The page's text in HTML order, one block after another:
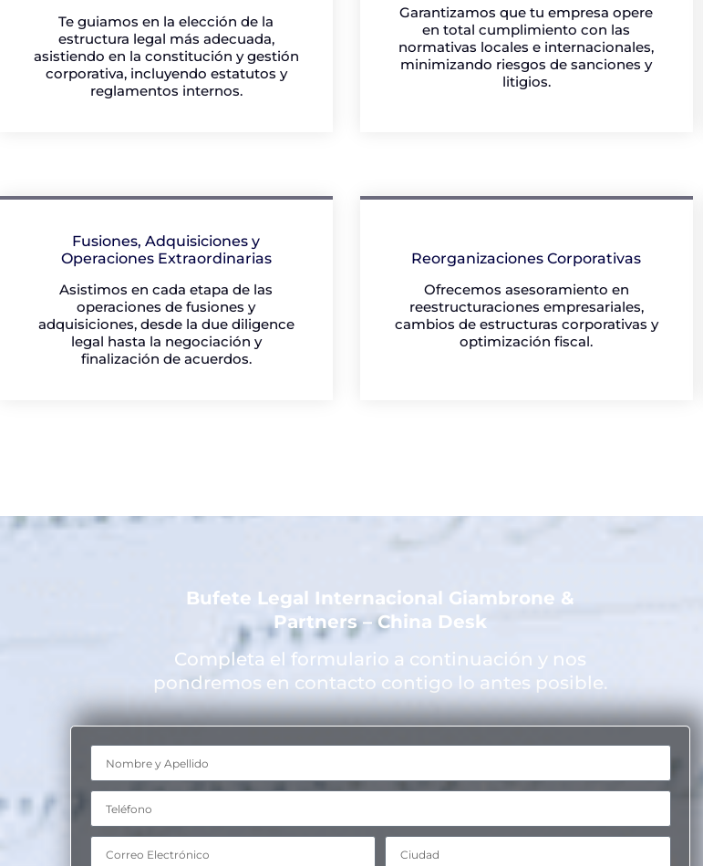
Te guiamos en la elección de la
estructura legal más adecuada,
asistiendo en la constitución y gestión
corporativa, incluyendo estatutos y
reglamentos internos.
Garantizamos que tu empresa opere
en total cumplimiento con las
normativas locales e internacionales,
minimizando riesgos de sanciones y
litigios.
Fusiones, Adquisiciones y
Operaciones Extraordinarias
Asistimos en cada etapa de las
operaciones de fusiones y
adquisiciones, desde la due diligence
legal hasta la negociación y
finalización de acuerdos.
Reorganizaciones Corporativas
Ofrecemos asesoramiento en
reestructuraciones empresariales,
cambios de estructuras corporativas y
optimización fiscal.
Bufete Legal Internacional Giambrone &
Partners – China Desk
Completa el formulario a continuación y nos
pondremos en contacto contigo lo antes posible.